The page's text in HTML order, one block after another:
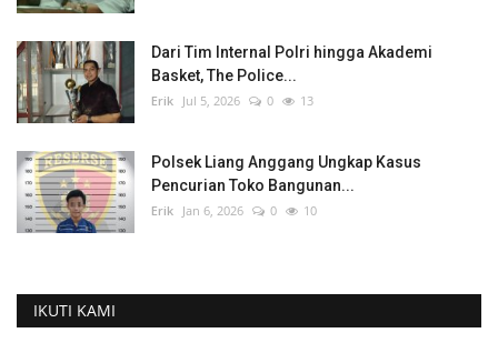
Dari Tim Internal Polri hingga Akademi
Basket, The Police...
Erik Jul 5, 2026 0 13
Polsek Liang Anggang Ungkap Kasus
Pencurian Toko Bangunan...
Erik Jan 6, 2026 0 10
IKUTI KAMI